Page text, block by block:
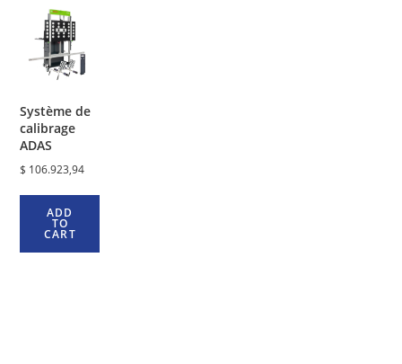
Système de
calibrage
ADAS
$ 106.923,94
ADD
TO
CART